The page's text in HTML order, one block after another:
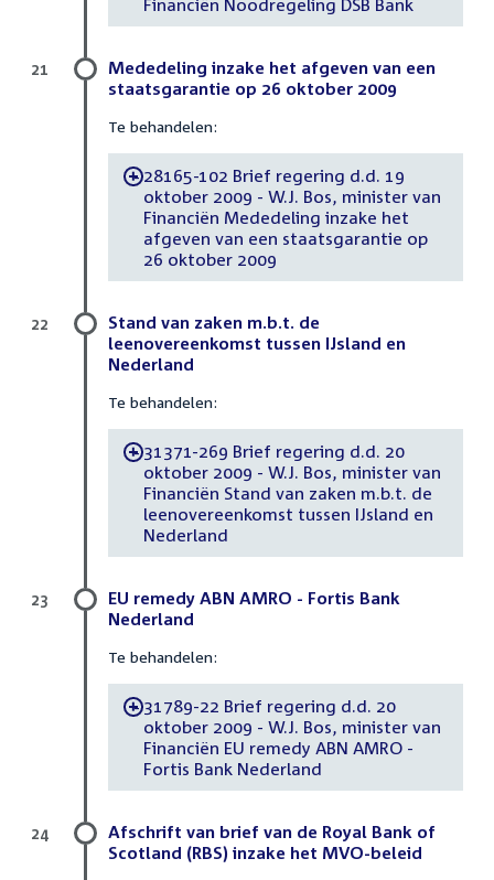
Mededeling inzake het afgeven van een
staatsgarantie op 26 oktober 2009
Te behandelen:
-28165-102 Brief regering d.d. 19
oktober 2009 - W.J. Bos, minister van
Financiën Mededeling inzake het
afgeven van een staatsgarantie op
26 oktober 2009
21
Stand van zaken m.b.t. de
leenovereenkomst tussen IJsland en
Nederland
Te behandelen:
-31371-269 Brief regering d.d. 20
oktober 2009 - W.J. Bos, minister van
Financiën Stand van zaken m.b.t. de
leenovereenkomst tussen IJsland en
Nederland
22
EU remedy ABN AMRO - Fortis Bank
Nederland
Te behandelen:
-31789-22 Brief regering d.d. 20
oktober 2009 - W.J. Bos, minister van
Financiën EU remedy ABN AMRO -
Fortis Bank Nederland
23
Afschrift van brief van de Royal Bank of
Scotland (RBS) inzake het MVO-beleid
24